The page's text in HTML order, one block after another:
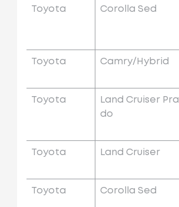
Toyota Corolla Sed
Toyota Camry/hybrid
Toyota
Land Cruiser Pra
Do
Toyota Land Cruiser
Toyota Corolla Sed